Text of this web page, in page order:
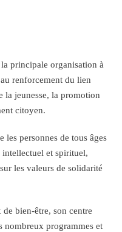
principale organisation à
renforcement du lien
la jeunesse, la promotion
citoyen.
personnes de tous âges
et spirituel,
les valeurs de solidarité
bien-être, son centre
nombreux programmes et